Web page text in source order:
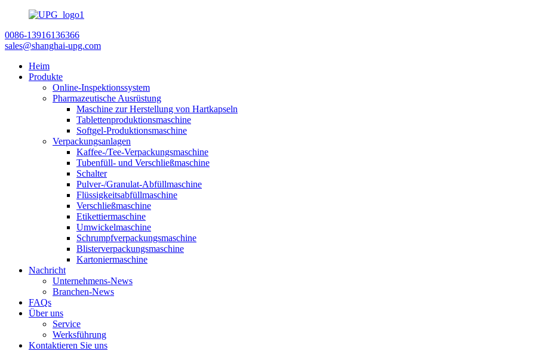
0086-13916136366
sales@shanghai-upg.com
Heim
Produkte
Online-Inspektionssystem
Pharmazeutische Ausrüstung
Maschine zur Herstellung von Hartkapseln
Tablettenproduktionsmaschine
Softgel-Produktionsmaschine
Verpackungsanlagen
Kaffee-/Tee-Verpackungsmaschine
Tubenfüll- und Verschließmaschine
Schalter
Pulver-/Granulat-Abfüllmaschine
Flüssigkeitsabfüllmaschine
Verschließmaschine
Etikettiermaschine
Umwickelmaschine
Schrumpfverpackungsmaschine
Blisterverpackungsmaschine
Kartoniermaschine
Nachricht
Unternehmens-News
Branchen-News
FAQs
Über uns
Service
Werksführung
Kontaktieren Sie uns